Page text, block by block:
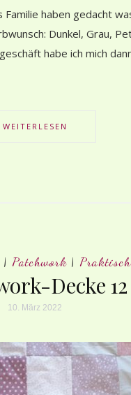
haben gedacht
Dunkel, Grau,
habe ich mich
WEITERLESEN
| Patchwork |
Decke 12
10. März 2022